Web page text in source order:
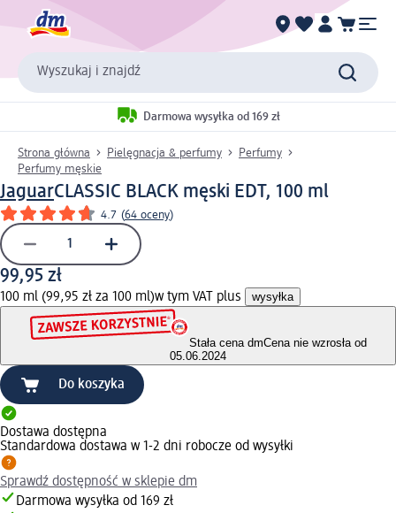
Wyszukaj i znajdź
Darmowa wysyłka od 169 zł
Strona główna Pielęgnacja & perfumy
Perfumy
Perfumy męskie
JaguarCLASSIC BLACK męski EDT, 100 ml
4.7 (64 oceny)
99,95 zł
100 ml (99,95 zł za 100 ml)w tym VAT plus wysyłka
Stała cena dmCena nie wzrosła od
05.06.2024
Do koszyka
Dostawa dostępna
Standardowa dostawa w 1-2 dni robocze od wysyłki
Sprawdź dostępność w sklepie dm
Darmowa wysyłka od 169 zł